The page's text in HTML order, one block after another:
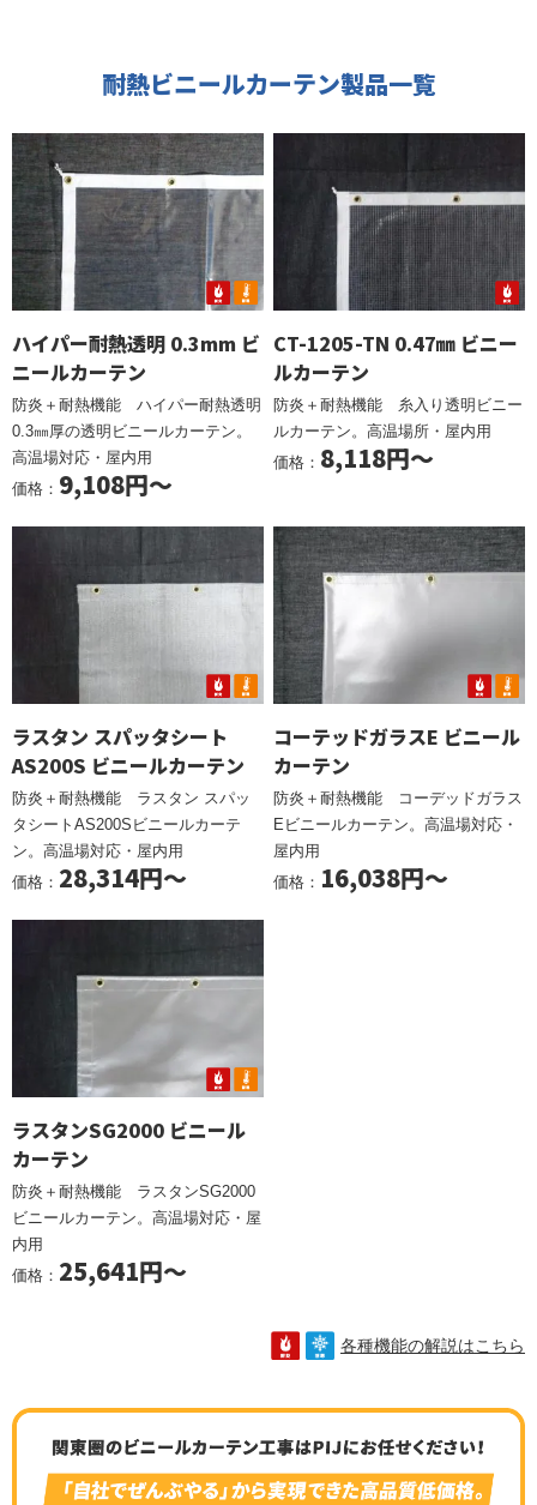
耐熱ビニールカーテン製品一覧
ハイパー耐熱透明 0.3mm ビ
ニールカーテン
防炎＋耐熱機能 ハイパー耐熱透明
0.3㎜厚の透明ビニールカーテン。
高温場対応・屋内用
価格： 9,108円～
CT-1205-TN 0.47㎜ ビニー
ルカーテン
防炎＋耐熱機能 糸入り透明ビニー
ルカーテン。高温場所・屋内用
価格： 8,118円～
ラスタン スパッタシート
AS200S ビニールカーテン
防炎＋耐熱機能 ラスタン スパッ
タシートAS200Sビニールカーテ
ン。高温場対応・屋内用
価格： 28,314円～
コーテッドガラスE ビニール
カーテン
防炎＋耐熱機能 コーデッドガラス
Eビニールカーテン。高温場対応・
屋内用
価格： 16,038円～
ラスタンSG2000 ビニール
カーテン
防炎＋耐熱機能 ラスタンSG2000
ビニールカーテン。高温場対応・屋
内用
価格： 25,641円～
各種機能の解説はこちら